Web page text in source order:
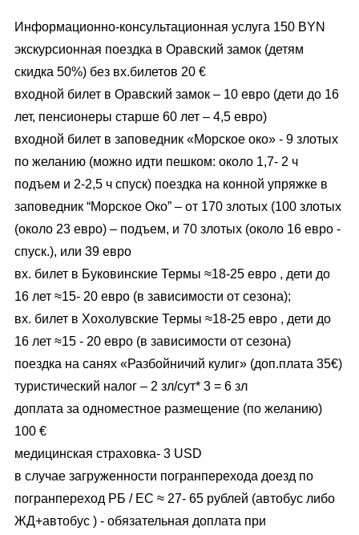
Информационно-консультационная услуга 150 BYN
экскурсионная поездка в Оравский замок (детям
скидка 50%) без вх.билетов 20 €
входной билет в Оравский замок – 10 евро (дети до 16
лет, пенсионеры старше 60 лет – 4,5 евро)
входной билет в заповедник «Морское око» - 9 злотых
по желанию (можно идти пешком: около 1,7- 2 ч
подъем и 2-2,5 ч спуск) поездка на конной упряжке в
заповедник “Морское Око” – от 170 злотых (100 злотых
(около 23 евро) – подъем, и 70 злотых (около 16 евро -
спуск.), или 39 евро
вх. билет в Буковинские Термы ≈18-25 евро , дети до
16 лет ≈15- 20 евро (в зависимости от сезона);
вх. билет в Хохолувские Термы ≈18-25 евро , дети до
16 лет ≈15 - 20 евро (в зависимости от сезона)
поездка на санях «Разбойничий кулиг» (доп.плата 35€)
туристический налог – 2 зл/сут* 3 = 6 зл
доплата за одноместное размещение (по желанию)
100 €
медицинская страховка- 3 USD
в случае загруженности погранперехода доезд по
погранпереход РБ / ЕС ≈ 27- 65 рублей (автобус либо
ЖД+автобус ) - обязательная доплата при